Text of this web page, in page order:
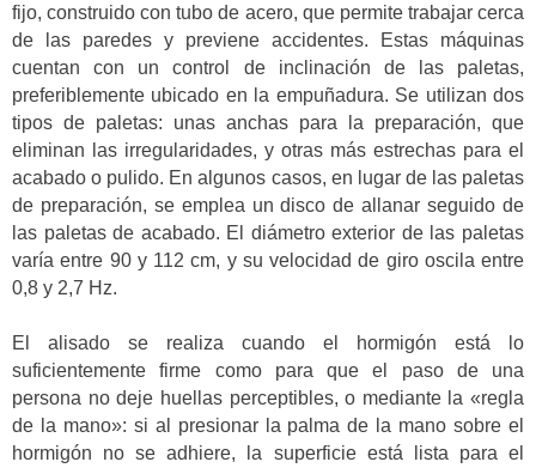
fijo, construido con tubo de acero, que permite trabajar cerca
de las paredes y previene accidentes. Estas máquinas
cuentan con un control de inclinación de las paletas,
preferiblemente ubicado en la empuñadura. Se utilizan dos
tipos de paletas: unas anchas para la preparación, que
eliminan las irregularidades, y otras más estrechas para el
acabado o pulido. En algunos casos, en lugar de las paletas
de preparación, se emplea un disco de allanar seguido de
las paletas de acabado. El diámetro exterior de las paletas
varía entre 90 y 112 cm, y su velocidad de giro oscila entre
0,8 y 2,7 Hz.
El alisado se realiza cuando el hormigón está lo
suficientemente firme como para que el paso de una
persona no deje huellas perceptibles, o mediante la «regla
de la mano»: si al presionar la palma de la mano sobre el
hormigón no se adhiere, la superficie está lista para el